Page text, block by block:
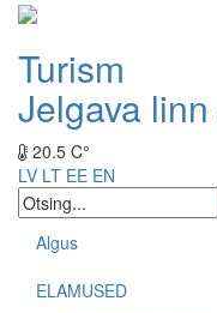
Turism
Jelgava linn
20.5 C°
LV LT EE EN
Algus
ELAMUSED